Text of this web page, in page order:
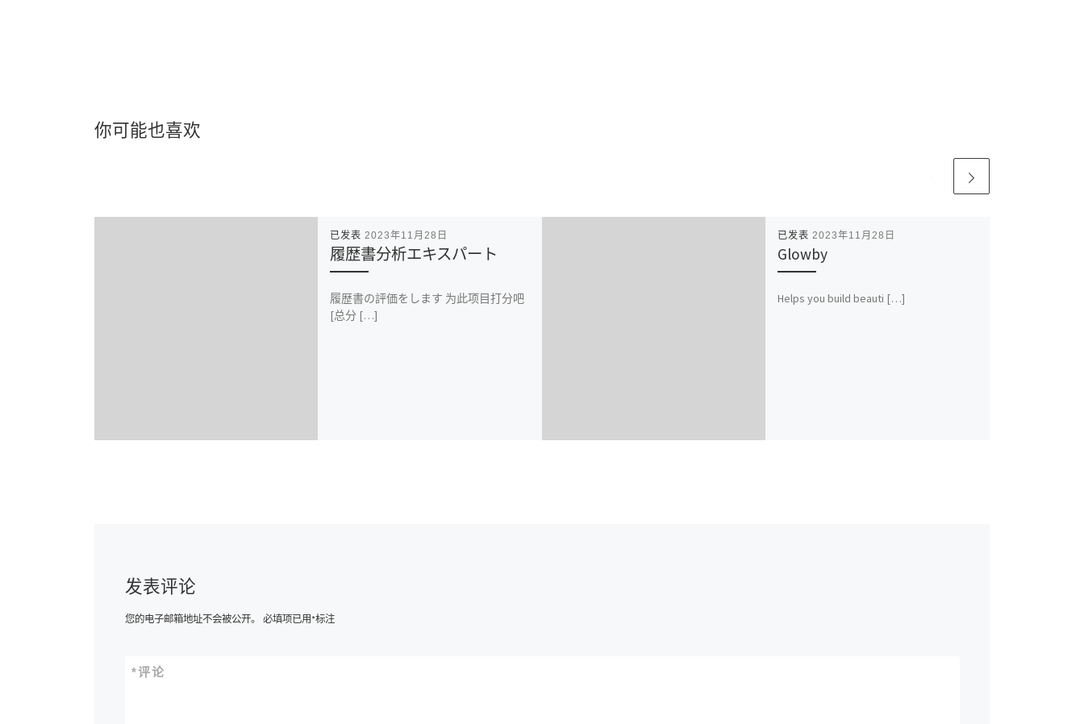
你可能也喜欢
已发表 2023年11月28日
履歴書分析エキスパート
履歴書の評価をします 为此项目打分吧
[总分 […]
已发表 2023年11月28日
Glowby
Helps you build beauti […]
发表评论
您的电子邮箱地址不会被公开。 必填项已用*标注
评论
*